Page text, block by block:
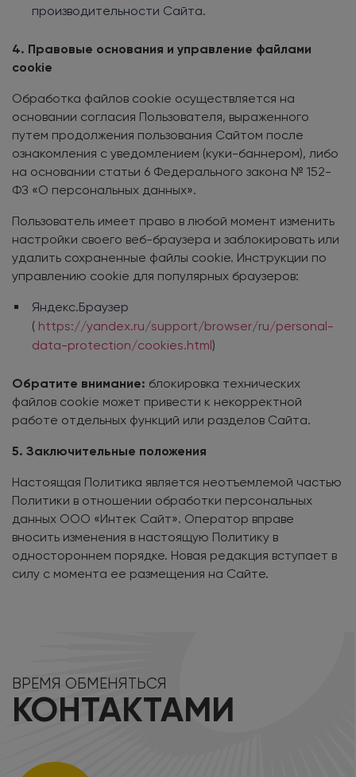
производительности Сайта.
4. Правовые основания и управление файлами
cookie
Обработка файлов cookie осуществляется на
основании согласия Пользователя, выраженного
путем продолжения пользования Сайтом после
ознакомления с уведомлением (куки-баннером), либо
на основании статьи 6 Федерального закона № 152-
ФЗ «О персональных данных».
Пользователь имеет право в любой момент изменить
настройки своего веб-браузера и заблокировать или
удалить сохраненные файлы cookie. Инструкции по
управлению cookie для популярных браузеров:
Яндекс.Браузер
( https://yandex.ru/support/browser/ru/personal-
data-protection/cookies.html)
Обратите внимание: блокировка технических
файлов cookie может привести к некорректной
работе отдельных функций или разделов Сайта.
5. Заключительные положения
Настоящая Политика является неотъемлемой частью
Политики в отношении обработки персональных
данных ООО «Интек Сайт». Оператор вправе
вносить изменения в настоящую Политику в
одностороннем порядке. Новая редакция вступает в
силу с момента ее размещения на Сайте.
ВРЕМЯ ОБМЕНЯТЬСЯ
КОНТАКТАМИ